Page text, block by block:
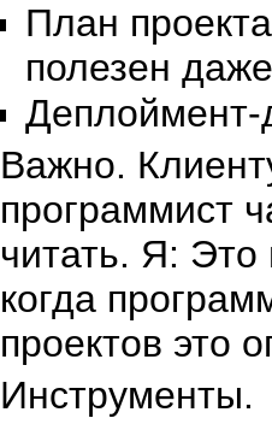
План
полезен
Важно.
программист
читать. Я: Это
когда
проектов это
Инструменты.